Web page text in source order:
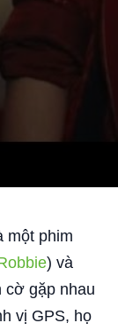
Yêu
một phim
) và
cờ gặp nhau
vị GPS, họ